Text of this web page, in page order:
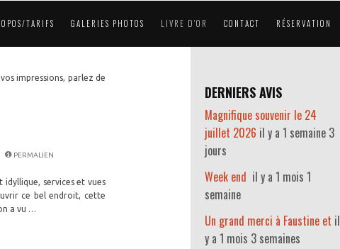
TARIFS GALERIES PHOTOS LIVRE D'OR CONTACT RÉSERVATION
impressions, parlez de
PERMALIEN
services et vues
ce bel endroit, cette
a vu …
DERNIERS AVIS
Magnifique souvenir le 24
juillet 2026 il y a 1 semaine 3
jours
Week end il y a 1 mois 1
semaine
Un grand merci à Faustine et il
y a 1 mois 3 semaines